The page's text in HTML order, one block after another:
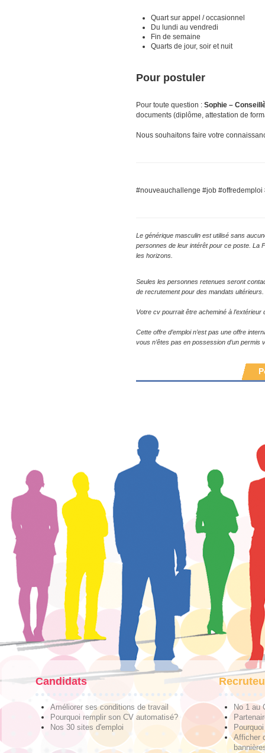
Quart sur appel / occasionnel
Du lundi au vendredi
Fin de semaine
Quarts de jour, soir et nuit
Pour postuler
Pour toute question : Sophie –
documents (diplôme, attestation de
Nous souhaitons faire votre
#nouveauchallenge #job
Le générique masculin est utilisé sans
personnes de leur intérêt pour ce poste. La
les horizons.
Seules les personnes retenues seront
de recrutement pour des mandats ultérieurs.
Votre cv pourrait être acheminé à l’extérieur
Cette offre d’emploi n’est pas une offre
vous n’êtes pas en possession d’un permis
Candidats
Améliorer ses conditions de travail
Pourquoi remplir son CV automatisé?
Nos 30 sites d'emploi
No 1 au
Afficher